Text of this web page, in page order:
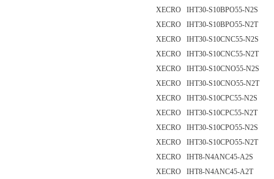
XECRO IHT30-S10BPO55-N2S
XECRO IHT30-S10BPO55-N2T
XECRO IHT30-S10CNC55-N2S
XECRO IHT30-S10CNC55-N2T
XECRO IHT30-S10CNO55-N2S
XECRO IHT30-S10CNO55-N2T
XECRO IHT30-S10CPC55-N2S
XECRO IHT30-S10CPC55-N2T
XECRO IHT30-S10CPO55-N2S
XECRO IHT30-S10CPO55-N2T
XECRO IHT8-N4ANC45-A2S
XECRO IHT8-N4ANC45-A2T